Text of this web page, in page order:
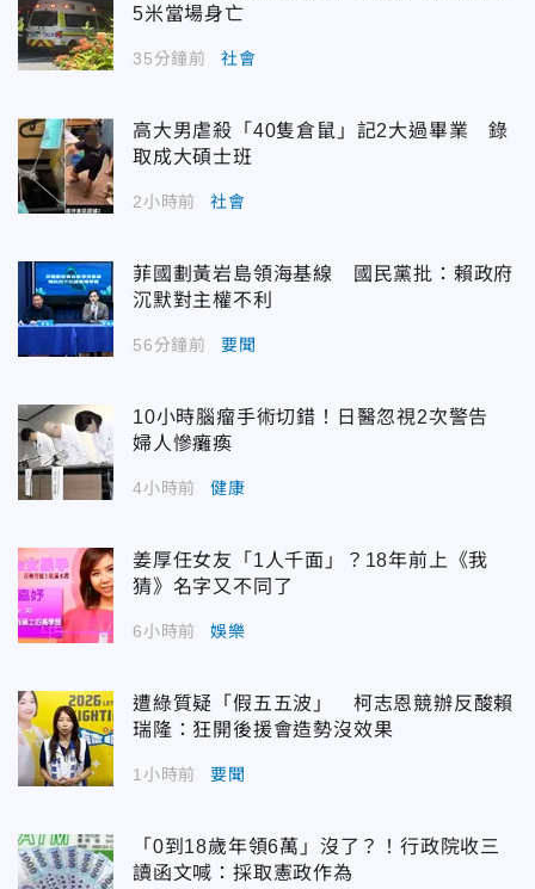
5米當場身亡
35分鐘前 社會
高大男虐殺「40隻倉鼠」記2大過畢業 錄
取成大碩士班
2小時前 社會
菲國劃黃岩島領海基線 國民黨批：賴政府
沉默對主權不利
56分鐘前 要聞
10小時腦瘤手術切錯！日醫忽視2次警告
婦人慘癱瘓
4小時前 健康
姜厚任女友「1人千面」？18年前上《我
猜》名字又不同了
6小時前 娛樂
遭綠質疑「假五五波」 柯志恩競辦反酸賴
瑞隆：狂開後援會造勢沒效果
1小時前 要聞
「0到18歲年領6萬」沒了？！行政院收三
讀函文喊：採取憲政作為